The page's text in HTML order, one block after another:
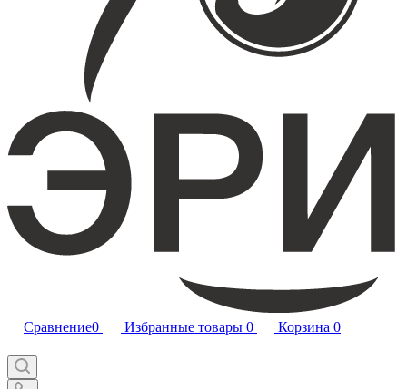
Сравнение0 Избранные товары 0 Корзина 0